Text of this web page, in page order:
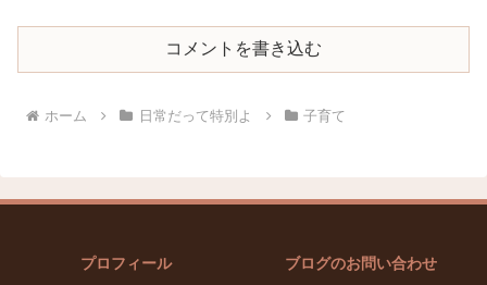
コメントを書き込む
ホーム 日常だって特別よ 子育て
プロフィール
ブログのお問い合わせ